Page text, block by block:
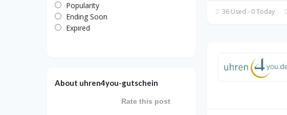
36 Used - 0 Today
Popularity
Ending Soon
Expired
About uhren4you-gutschein
Rate this post